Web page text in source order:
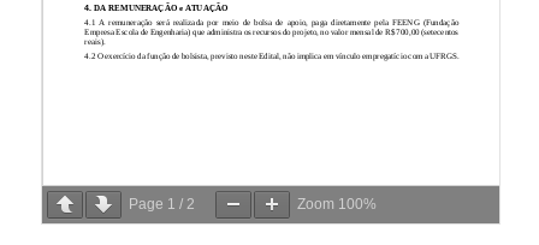
Page 1 / 2 Zoom 100%